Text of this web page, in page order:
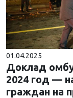
01.04.2025
Доклад
2024 год —
граждан на